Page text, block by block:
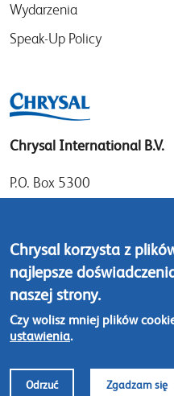
Wydarzenia
Speak-Up Policy
Chrysal International B.V.
P.O. Box 5300
1411 DD Naarden
The Netherlands
Tel: +31 (0)35 - 695 58 88
Skontaktuj się z nami
Chrysal korzysta z
najlepsze
naszej strony.
Czy wolisz mniej plików
ustawienia.
Odrzuć Zgadzam się